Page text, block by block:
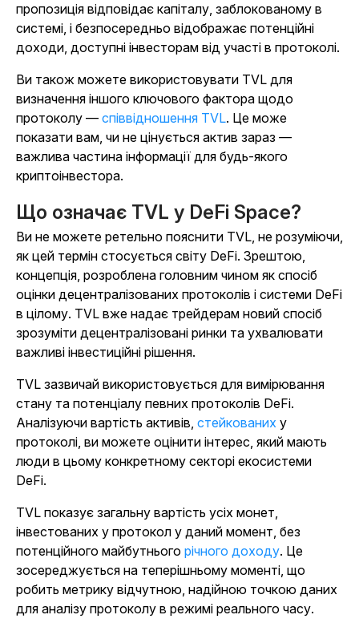
пропозиція відповідає капіталу, заблокованому в
системі, і безпосередньо відображає потенційні
доходи, доступні інвесторам від участі в протоколі.
Ви також можете використовувати TVL для
визначення іншого ключового фактора щодо
протоколу — співвідношення TVL. Це може
показати вам, чи не цінується актив зараз —
важлива частина інформації для будь-якого
криптоінвестора.
Що означає TVL у DeFi Space?
Ви не можете ретельно пояснити TVL, не розуміючи,
як цей термін стосується світу DeFi. Зрештою,
концепція, розроблена головним чином як спосіб
оцінки децентралізованих протоколів і системи DeFi
в цілому. TVL вже надає трейдерам новий спосіб
зрозуміти децентралізовані ринки та ухвалювати
важливі інвестиційні рішення.
TVL зазвичай використовується для вимірювання
стану та потенціалу певних протоколів DeFi.
Аналізуючи вартість активів, стейкованих у
протоколі, ви можете оцінити інтерес, який мають
люди в цьому конкретному секторі екосистеми
DeFi.
TVL показує загальну вартість усіх монет,
інвестованих у протокол у даний момент, без
потенційного майбутнього річного доходу. Це
зосереджується на теперішньому моменті, що
робить метрику відчутною, надійною точкою даних
для аналізу протоколу в режимі реального часу.